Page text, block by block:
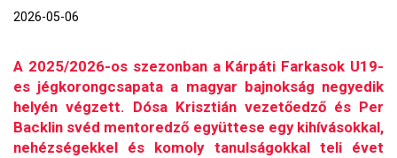
2026-05-06
A 2025/2026-os szezonban a Kárpáti Farkasok U19-
es jégkorongcsapata a magyar bajnokság negyedik
helyén végzett. Dósa Krisztián vezetőedző és Per
Backlin svéd mentoredző együttese egy kihívásokkal,
nehézségekkel és komoly tanulságokkal teli évet